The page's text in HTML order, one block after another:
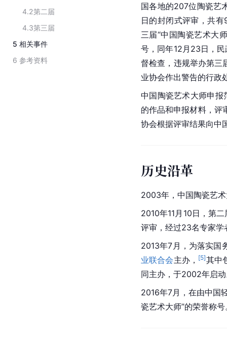
4.2第二届
4.3第三届
5 相关事件
6 参考资料
国各地的207位陶瓷艺
日的封闭式评审，共
三届“中国陶瓷艺术大
号，同年12月23日，
督检查，违规举办第三
业协会作出警告的行政
中国陶瓷艺术大师申
的作品和申报材料，评
协会根据评审结果向中
历史沿革
2003年，中国陶瓷艺
2010年11月10日，第
评审，经过23名专家学
2013年7月，为落实国
业联合会主办， [5]其中
同主办，于2002年启
2016年7月，在由中国
瓷艺术大师”的荣誉称号